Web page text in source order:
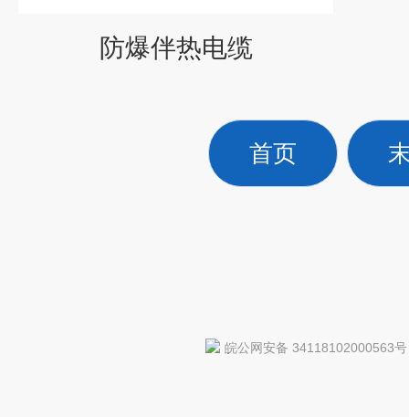
防爆伴热电缆
首页
皖公网安备 34118102000563号